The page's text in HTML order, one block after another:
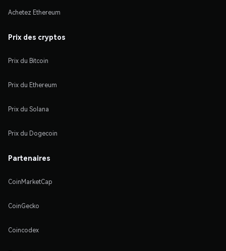
Achetez Ethereum
Prix des cryptos
Prix du Bitcoin
Prix du Ethereum
Prix du Solana
Prix du Dogecoin
Partenaires
CoinMarketCap
CoinGecko
Coincodex